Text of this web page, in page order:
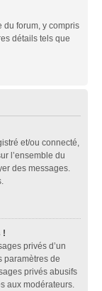
du forum, y compris
détails tels que
et/ou connecté,
l’ensemble du
des messages.
!
privés d’un
paramètres de
privés abusifs
aux modérateurs.